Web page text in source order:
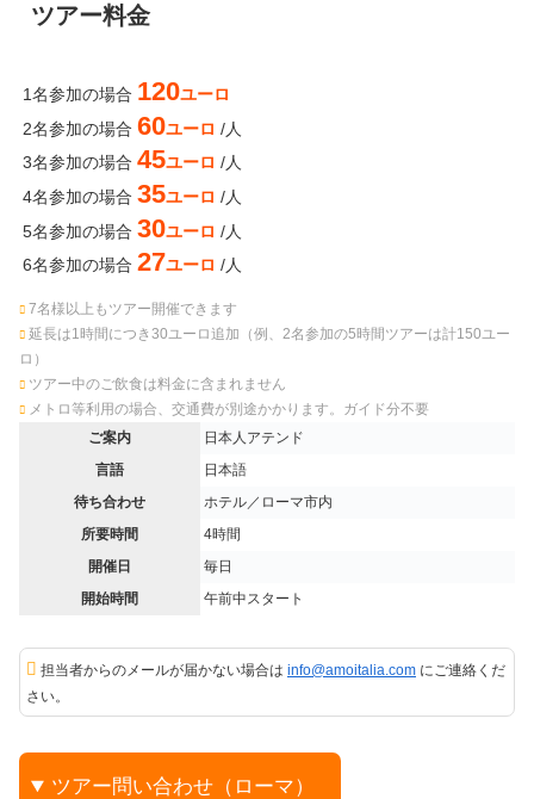
ツアー料金
1名参加の場合 120ユーロ
2名参加の場合 60ユーロ /人
3名参加の場合 45ユーロ /人
4名参加の場合 35ユーロ /人
5名参加の場合 30ユーロ /人
6名参加の場合 27ユーロ /人
7名様以上もツアー開催できます
延長は1時間につき30ユーロ追加（例、2名参加の5時間ツアーは計150ユー
ロ）
ツアー中のご飲食は料金に含まれません
メトロ等利用の場合、交通費が別途かかります。ガイド分不要
ご案内
日本人アテンド
言語
日本語
待ち合わせ
ホテル／ローマ市内
所要時間
4時間
開催日
毎日
開始時間
午前中スタート
担当者からのメールが届かない場合は info@amoitalia.com にご連絡くだ
さい。
ツアー問い合わせ（ローマ）